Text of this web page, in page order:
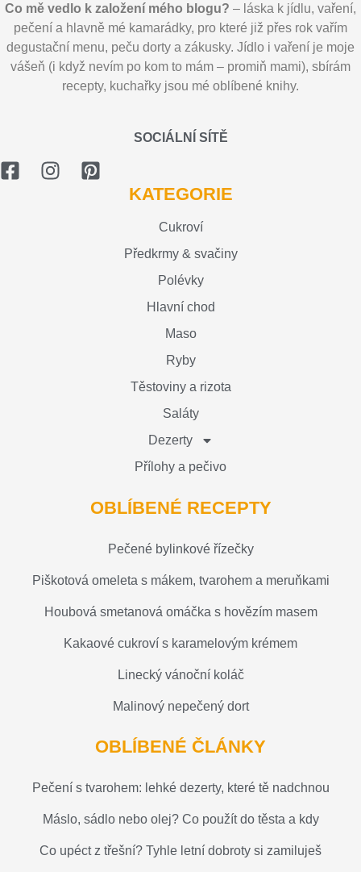
Co mě vedlo k založení mého blogu? – láska k jídlu, vaření,
pečení a hlavně mé kamarádky, pro které již přes rok vařím
degustační menu, peču dorty a zákusky. Jídlo i vaření je moje
vášeň (i když nevím po kom to mám – promiň mami), sbírám
recepty, kuchařky jsou mé oblíbené knihy.
SOCIÁLNÍ SÍTĚ
KATEGORIE
Cukroví
Předkrmy & svačiny
Polévky
Hlavní chod
Maso
Ryby
Těstoviny a rizota
Saláty
Dezerty
Přílohy a pečivo
OBLÍBENÉ RECEPTY
Pečené bylinkové řízečky
Piškotová omeleta s mákem, tvarohem a meruňkami
Houbová smetanová omáčka s hovězím masem
Kakaové cukroví s karamelovým krémem
Linecký vánoční koláč
Malinový nepečený dort
OBLÍBENÉ ČLÁNKY
Pečení s tvarohem: lehké dezerty, které tě nadchnou
Máslo, sádlo nebo olej? Co použít do těsta a kdy
Co upéct z třešní? Tyhle letní dobroty si zamiluješ